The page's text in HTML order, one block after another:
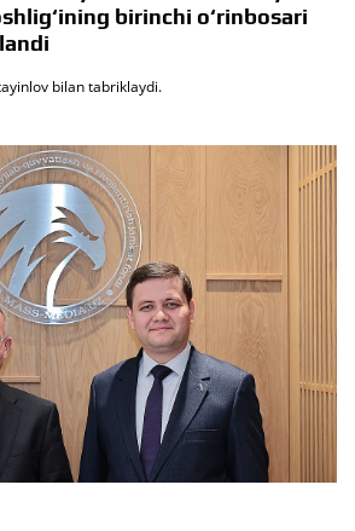
birinchi o‘rinbosari
bilan tabriklaydi.